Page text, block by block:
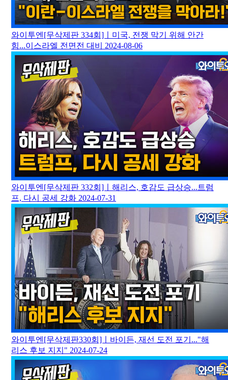
와이투엔[무삭제판 334회]ㅣ미국, 전쟁 막기 위해 안간
힘...이스라엘 전면전 대비
2024-08-06
와이투엔[무삭제판 332회]ㅣ해리스, 호감도 급상승...트럼
프, 다시 공세 강화 2024-07-31
와이투엔[무삭제판330회]ㅣ바이든, 재선 도전 포기..."해
리스 후보 지지" 2024-07-24